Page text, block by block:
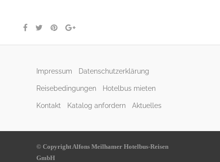
Impressum Datenschutzerklärung
Reisebedingungen Hotelbus mieten
Kontakt Katalog anfordern Aktuelles
© Copyright Alfons Meilhamer Hotelbus-Reisen
GmbH